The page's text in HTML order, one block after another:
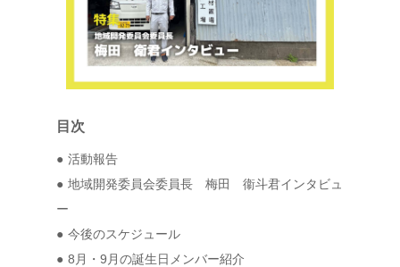
目次
活動報告
地域開発委員会委員長 梅田 衞斗君インタビュ
ー
今後のスケジュール
8月・9月の誕生日メンバー紹介